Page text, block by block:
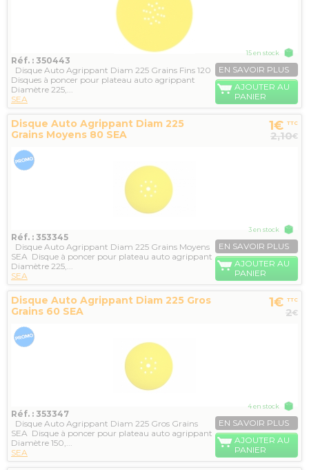
Réf. : 350443
Disque Auto Agrippant Diam 225 Grains Fins 120
Disques à poncer pour plateau auto agrippant
Diamètre 225,...
SEA
15 en stock
EN SAVOIR PLUS
AJOUTER AU
PANIER
Disque Auto Agrippant Diam 225
Grains Moyens 80 SEA
1€ TTC
2,10€
Réf. : 353345
Disque Auto Agrippant Diam 225 Grains Moyens
SEA Disque à poncer pour plateau auto agrippant
Diamètre 225,...
SEA
3 en stock
EN SAVOIR PLUS
AJOUTER AU
PANIER
Disque Auto Agrippant Diam 225 Gros
Grains 60 SEA
1€ TTC
2€
Réf. : 353347
Disque Auto Agrippant Diam 225 Gros Grains
SEA Disque à poncer pour plateau auto agrippant
Diamètre 150,...
SEA
4 en stock
EN SAVOIR PLUS
AJOUTER AU
PANIER